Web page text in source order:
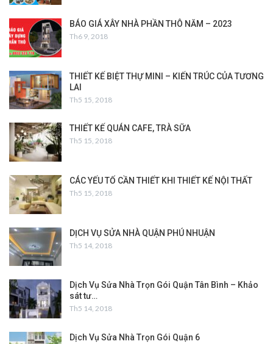
BÁO GIÁ XÂY NHÀ PHẦN THÔ NĂM – 2023
Th6 9, 2018
THIẾT KẾ BIỆT THỰ MINI – KIẾN TRÚC CỦA TƯƠNG
LAI
Th5 15, 2018
THIẾT KẾ QUÁN CAFE, TRÀ SỮA
Th5 15, 2018
CÁC YẾU TỐ CẦN THIẾT KHI THIẾT KẾ NỘI THẤT
Th5 15, 2018
DỊCH VỤ SỬA NHÀ QUẬN PHÚ NHUẬN
Th5 14, 2018
Dịch Vụ Sửa Nhà Trọn Gói Quận Tân Bình – Khảo
sát tư…
Th5 14, 2018
Dịch Vụ Sửa Nhà Trọn Gói Quận 6